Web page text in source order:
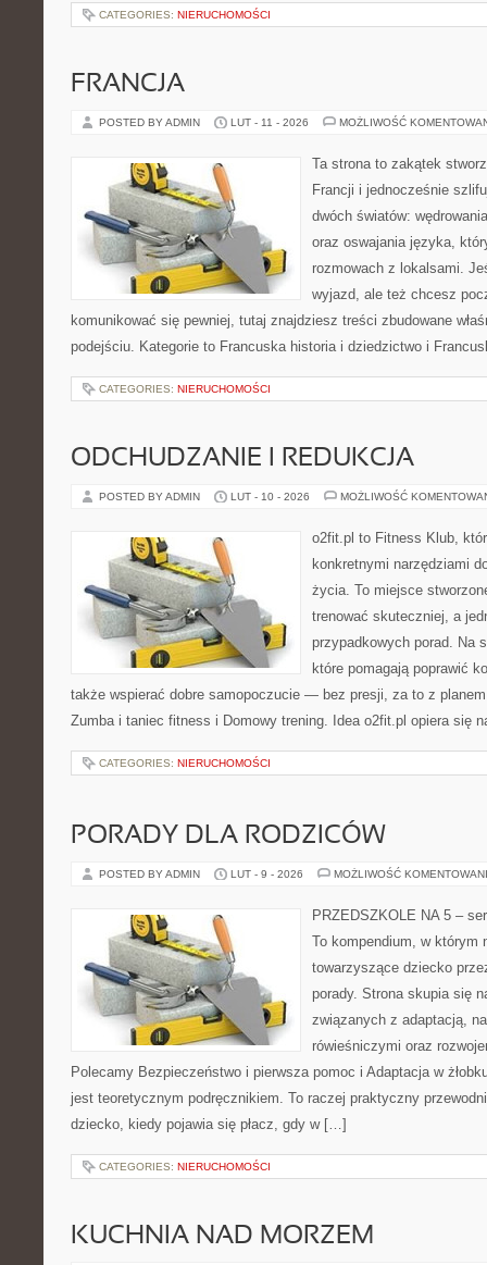
CATEGORIES: NIERUCHOMOŚCI
FRANCJA
POSTED BY ADMIN LUT - 11 - 2026 MOŻLIWOŚĆ
Ta strona to zakątek
Francji i jednocześnie
dwóch światów:
oraz oswajania języka,
rozmowach z lokalsami.
wyjazd, ale też chcesz
komunikować się pewniej, tutaj znajdziesz treści zbudowane
podejściu. Kategorie to Francuska historia i dziedzictwo i
CATEGORIES: NIERUCHOMOŚCI
ODCHUDZANIE I REDUKCJA
POSTED BY ADMIN LUT - 10 - 2026 MOŻLIWOŚĆ
o2fit.pl to Fitness Klub,
konkretnymi narzędziami
życia. To miejsce
trenować skuteczniej, a
przypadkowych porad. Na
które pomagają poprawić
także wspierać dobre samopoczucie — bez presji, za to z
Zumba i taniec fitness i Domowy trening. Idea o2fit.pl opiera się
CATEGORIES: NIERUCHOMOŚCI
PORADY DLA RODZICÓW
POSTED BY ADMIN LUT - 9 - 2026 MOŻLIWOŚĆ
PRZEDSZKOLE NA 5 –
To kompendium, w którym
towarzyszące dziecko
porady. Strona skupia się
związanych z adaptacją,
rówieśniczymi oraz
Polecamy Bezpieczeństwo i pierwsza pomoc i Adaptacja w
jest teoretycznym podręcznikiem. To raczej praktyczny
dziecko, kiedy pojawia się płacz, gdy w […]
CATEGORIES: NIERUCHOMOŚCI
KUCHNIA NAD MORZEM